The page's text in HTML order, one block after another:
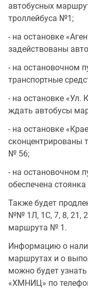
автобусных
троллейбуса №1;
- на остановке
задействованы
- на остановочном
транспортные
- на остановке «Ул.
ждать автобусы
- на остановке
сконцентрированы
№ 56;
- на остановочном
обеспечена
Также будет
№№ 1Л, 1С, 7, 8, 21,
маршрута № 1.
Информацию о
маршрутах и о
можно будет
«ХМНИЦ» по